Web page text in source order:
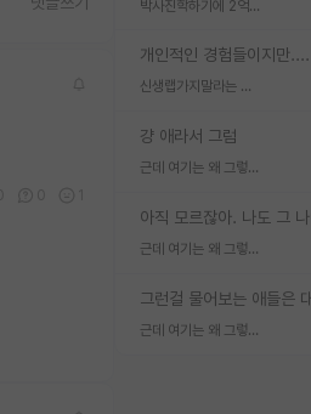
박사진학하기에 2억은 괜찮은 (?) 정도의 경제력인가요
신생랩가지말라는 이유가 있었구나
걍 애라서 그럼
근데 여기는 왜 그렇게 SPK를 물어보는거임?
근데 여기는 왜 그렇게 SPK를 물어보는거임?
근데 여기는 왜 그렇게 SPK를 물어보는거임?